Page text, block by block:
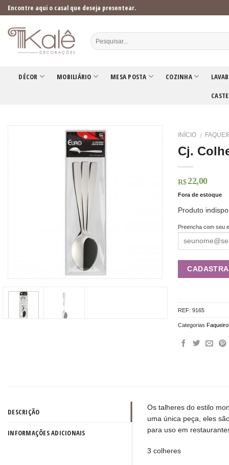
Skip
to
content
Encontre aqui o casal que deseja presentear.
DÉCOR MOBILIÁRIO MESA POSTA COZINHA
INÍCIO /
Cj.
R$ 22,00
Fora de estoque
Produto
Preencha com seu
REF:9165
Categorias
DESCRIÇÃO
INFORMAÇÕES ADICIONAIS
Os talheres do estilo
uma única peça, eles
para uso em
3 colheres